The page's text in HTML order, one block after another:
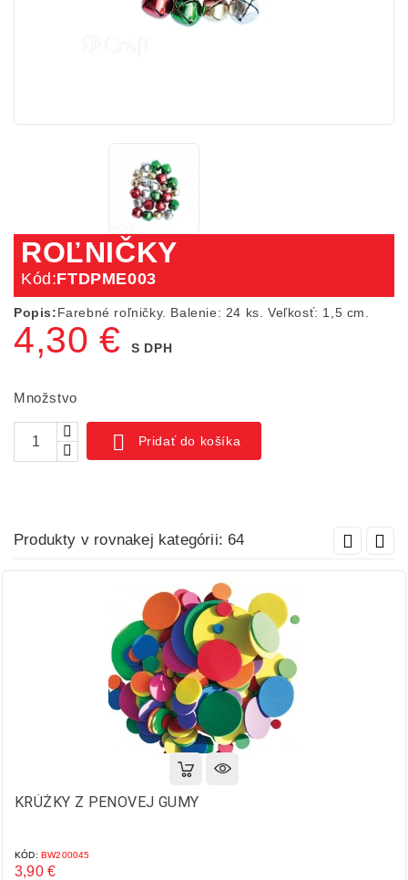
ROĽNIČKY
Kód:FTDPME003
Popis:Farebné roľničky. Balenie: 24 ks. Veľkosť: 1,5 cm.
4,30 € S DPH
Množstvo
 Pridať do košíka
Produkty v rovnakej kategórii: 64
KRÚŽKY Z PENOVEJ GUMY
KÓD: BW200045
3,90 €